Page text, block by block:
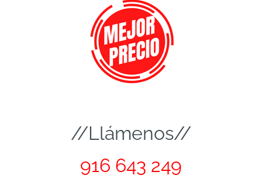
//Llámenos//
916 643 249